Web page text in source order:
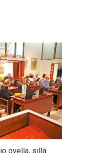
ovella, sillä